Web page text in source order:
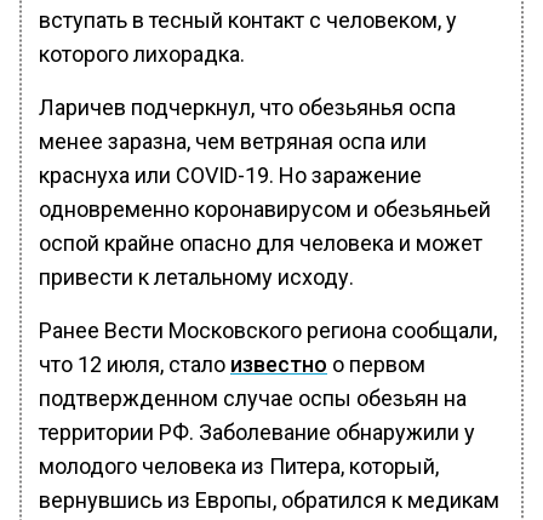
вступать в тесный контакт с человеком, у
которого лихорадка.
Ларичев подчеркнул, что обезьянья оспа
менее заразна, чем ветряная оспа или
краснуха или COVID-19. Но заражение
одновременно коронавирусом и обезьяньей
оспой крайне опасно для человека и может
привести к летальному исходу.
Ранее Вести Московского региона сообщали,
что 12 июля, стало известно о первом
подтвержденном случае оспы обезьян на
территории РФ. Заболевание обнаружили у
молодого человека из Питера, который,
вернувшись из Европы, обратился к медикам